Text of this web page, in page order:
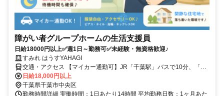
障がい者グループホームの生活支援員
日給18000円以上✅週1日～勤務可✅未経験・無資格歓迎♪
すみれ はうすYAHAGI
交通・アクセス 【マイカー通勤可】JR「千葉駅」バスで10分、「水
源橋」バス停より徒歩3分
日給18,000円以上
千葉県千葉市中央区
勤務時間詳細 実働時間：1日あたり14時間 平均勤務日数：1ヶ月あた